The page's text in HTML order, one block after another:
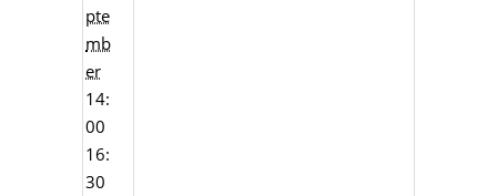
pte
mb
er
14:
00
16:
30